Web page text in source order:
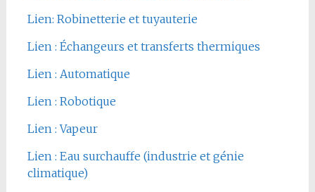
Lien: Robinetterie et tuyauterie
Lien : Échangeurs et transferts thermiques
Lien : Automatique
Lien : Robotique
Lien : Vapeur
Lien : Eau surchauffe (industrie et génie
climatique)